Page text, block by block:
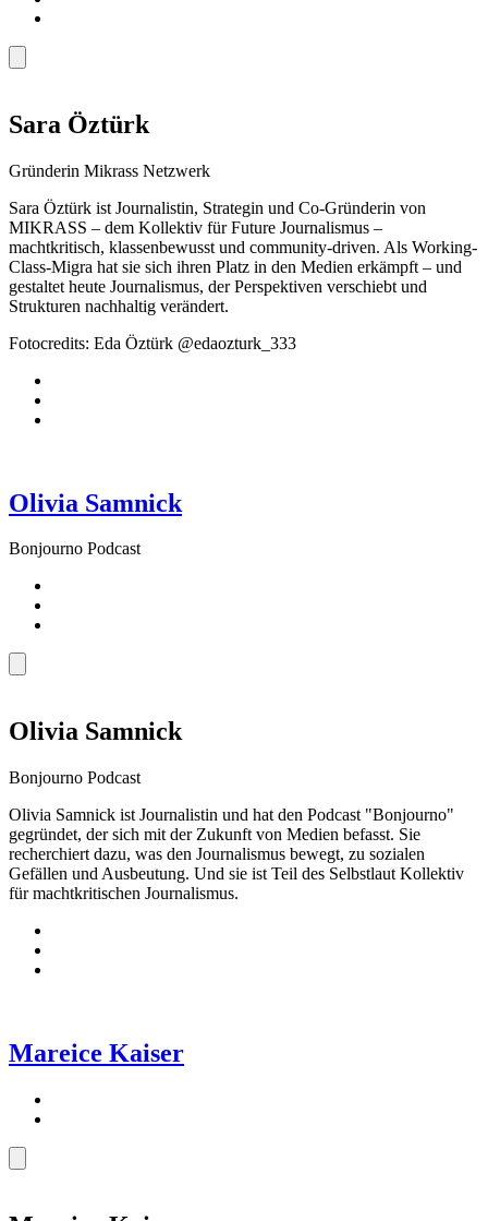
Sara Öztürk
Gründerin Mikrass Netzwerk
Sara Öztürk ist Journalistin, Strategin und Co-Gründerin von
MIKRASS – dem Kollektiv für Future Journalismus –
machtkritisch, klassenbewusst und community-driven. Als Working-
Class-Migra hat sie sich ihren Platz in den Medien erkämpft – und
gestaltet heute Journalismus, der Perspektiven verschiebt und
Strukturen nachhaltig verändert.
Fotocredits: Eda Öztürk @edaozturk_333
Olivia Samnick
Bonjourno Podcast
Olivia Samnick
Bonjourno Podcast
Olivia Samnick ist Journalistin und hat den Podcast "Bonjourno"
gegründet, der sich mit der Zukunft von Medien befasst. Sie
recherchiert dazu, was den Journalismus bewegt, zu sozialen
Gefällen und Ausbeutung. Und sie ist Teil des Selbstlaut Kollektiv
für machtkritischen Journalismus.
Mareice Kaiser